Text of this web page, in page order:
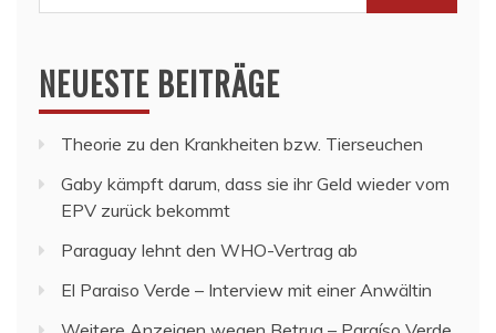
nach:
NEUESTE BEITRÄGE
Theorie zu den Krankheiten bzw. Tierseuchen
Gaby kämpft darum, dass sie ihr Geld wieder vom
EPV zurück bekommt
Paraguay lehnt den WHO-Vertrag ab
El Paraiso Verde – Interview mit einer Anwältin